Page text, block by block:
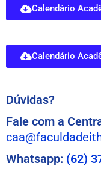
Calendário
Calendário
Dúvidas?
Fale com a
Whatsapp: (62)